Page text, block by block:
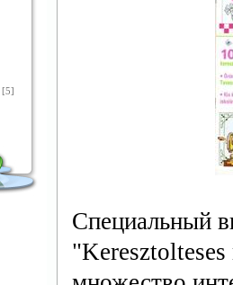
[5]
Специальный